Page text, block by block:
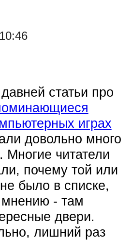
статьи про
играх
довольно много
Многие читатели
почему той или
было в списке,
мнению - там
двери.
лишний раз